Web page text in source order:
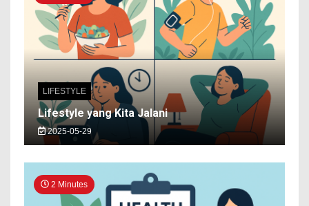
LIFESTYLE
Lifestyle yang Kita Jalani
2025-05-29
2 Minutes